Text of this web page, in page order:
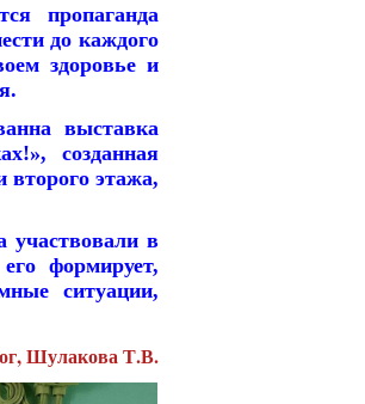
пропаганда
до каждого
здоровье и
выставка
созданная
второго этажа,
участвовали в
формирует,
ситуации,
Шулакова Т.В.